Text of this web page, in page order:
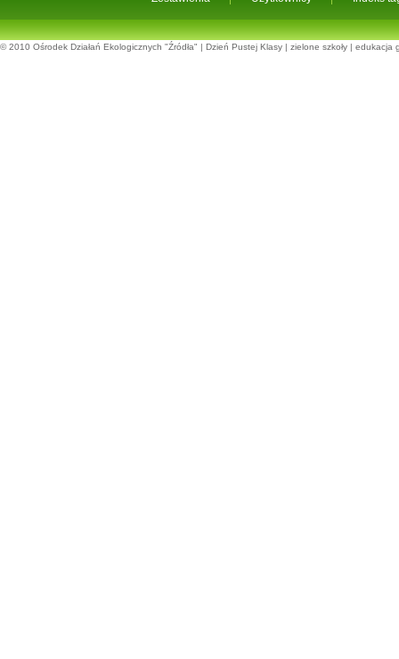
© 2010 Ośrodek Działań Ekologicznych "Źródła" | Dzień Pustej Klasy | zielone szkoły | edukacja